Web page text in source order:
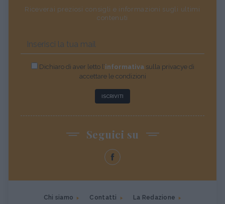
Riceverai preziosi consigli e informazioni sugli ultimi
contenuti
Dichiaro di aver letto l’informativasulla privacye di
accettare le condizioni
ISCRIVITI
Seguici su
Chi siamo Contatti La Redazione